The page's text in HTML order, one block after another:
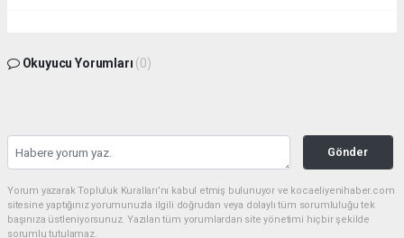
Okuyucu Yorumları (0)
Gönder
Yorum yazarak Topluluk Kuralları’nı kabul etmiş bulunuyor ve kocaeliyenihaber.com
sitesine yaptığınız yorumunuzla ilgili doğrudan veya dolaylı tüm sorumluluğu tek
başınıza üstleniyorsunuz. Yazılan tüm yorumlardan site yönetimi hiçbir şekilde
sorumlu tutulamaz.